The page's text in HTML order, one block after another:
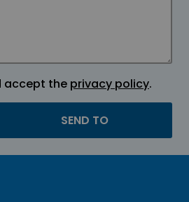
accept the privacy policy.